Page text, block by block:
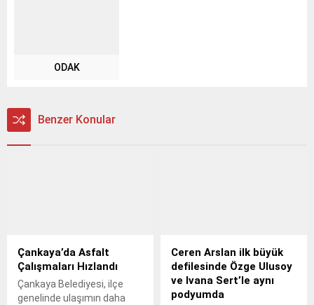
ODAK
Benzer Konular
Çankaya’da Asfalt
Çalışmaları Hızlandı
Çankaya Belediyesi, ilçe
genelinde ulaşımın daha
Ceren Arslan ilk büyük
defilesinde Özge Ulusoy
ve Ivana Sert’le aynı
podyumda